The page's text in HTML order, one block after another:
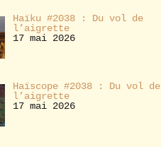
Haïku #2038 : Du vol de
l’aigrette
17 mai 2026
Haïscope #2038 : Du vol de
l’aigrette
17 mai 2026